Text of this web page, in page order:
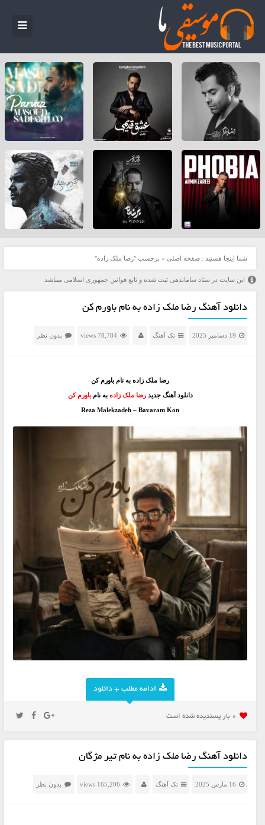
شما اینجا هستید : صفحه اصلی » برچسب "رضا ملک زاده"
این سایت در ستاد ساماندهی ثبت شده و تابع قوانین جمهوری اسلامی میباشد
دانلود آهنگ رضا ملک زاده به نام باورم کن
19 دسامبر 2025 تک آهنگ 78,784 views بدون نظر
رضا ملک زاده به نام باورم کن
دانلود آهنگ جدید رضا ملک زاده به نامباورم کن
Reza Malekzadeh – Bavaram Kon
ادامه مطلب + دانلود
0 بار پسنديده شده است
دانلود آهنگ رضا ملک زاده به نام تیر مژگان
16 مارس 2025 تک آهنگ 165,206 views بدون نظر